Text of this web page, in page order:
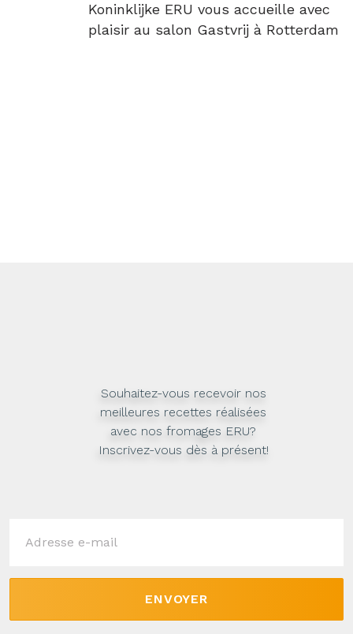
Koninklijke ERU vous accueille avec
plaisir au salon Gastvrij à Rotterdam
Souhaitez-vous recevoir nos
meilleures recettes réalisées
avec nos fromages ERU?
Inscrivez-vous dès à présent!
ENVOYER